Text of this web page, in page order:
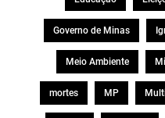
Governo de Minas
Meio Ambiente
mortes MP